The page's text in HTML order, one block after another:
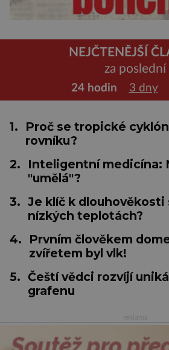
NEJČTENĚJŠÍ
za poslední
24 hodin 3 dny
1.
Proč se tropické
rovníku?
2.
Inteligentní medicína:
"umělá"?
3. Je klíč k dlouhověkosti
nízkých teplotách?
4.
Prvním člověkem
zvířetem byl vlk!
5. Čeští vědci rozvíjí
grafenu